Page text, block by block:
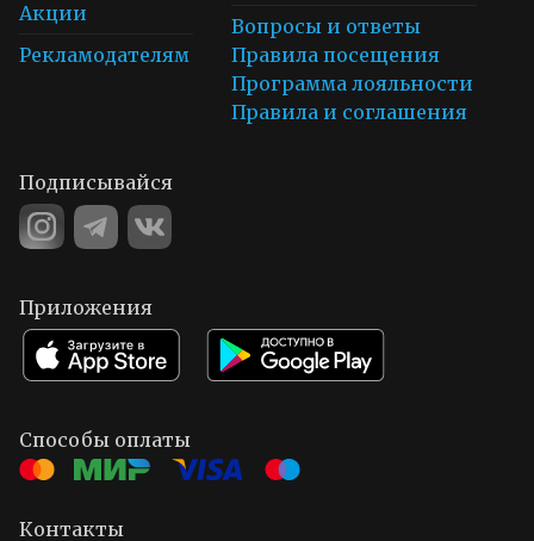
Акции
Рекламодателям
Вопросы и ответы
Правила посещения
Программа лояльности
Правила и соглашения
Подписывайся
Приложения
Способы оплаты
Контакты